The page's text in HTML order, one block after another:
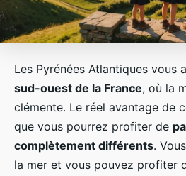
Les Pyrénées Atlantiques vous
sud-ouest de la France, où la
clémente. Le réel avantage de
que vous pourrez profiter de
complètement différents.
la mer et vous pouvez profiter